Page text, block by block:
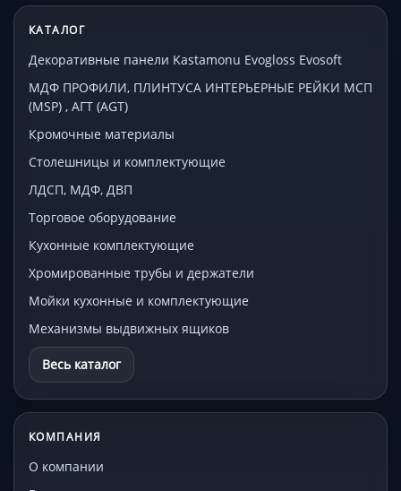
КАТАЛОГ
Декоративные панели Kastamonu Evogloss Evosoft
МДФ ПРОФИЛИ, ПЛИНТУСА ИНТЕРЬЕРНЫЕ РЕЙКИ МСП
(MSP) , АГТ (AGT)
Кромочные материалы
Столешницы и комплектующие
ЛДСП, МДФ, ДВП
Торговое оборудование
Кухонные комплектующие
Хромированные трубы и держатели
Мойки кухонные и комплектующие
Механизмы выдвижных ящиков
Весь каталог
КОМПАНИЯ
О компании